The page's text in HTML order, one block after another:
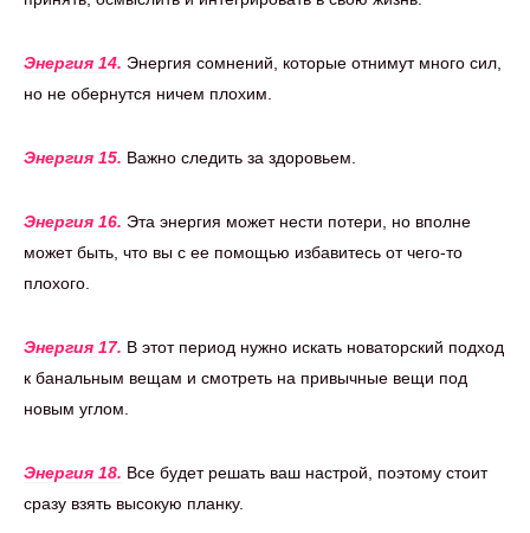
Энергия 14. Энергия сомнений, которые отнимут много сил,
но не обернутся ничем плохим.
Энергия 15. Важно следить за здоровьем.
Энергия 16. Эта энергия может нести потери, но вполне
может быть, что вы с ее помощью избавитесь от чего-то
плохого.
Энергия 17. В этот период нужно искать новаторский подход
к банальным вещам и смотреть на привычные вещи под
новым углом.
Энергия 18. Все будет решать ваш настрой, поэтому стоит
сразу взять высокую планку.